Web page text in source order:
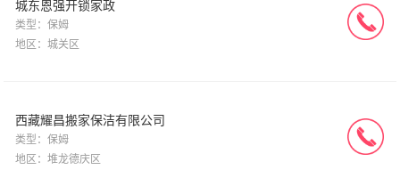
城东恩强开锁家政
类型：保姆
地区：城关区
西藏耀昌搬家保洁有限公司
类型：保姆
地区：堆龙德庆区